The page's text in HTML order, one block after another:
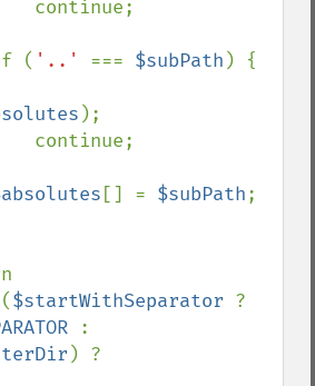
if (
'..' === $subPath ) {
);
[] = $subPath;
((
$startWithSeparator
) ?